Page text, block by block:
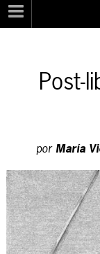
Post-
por María